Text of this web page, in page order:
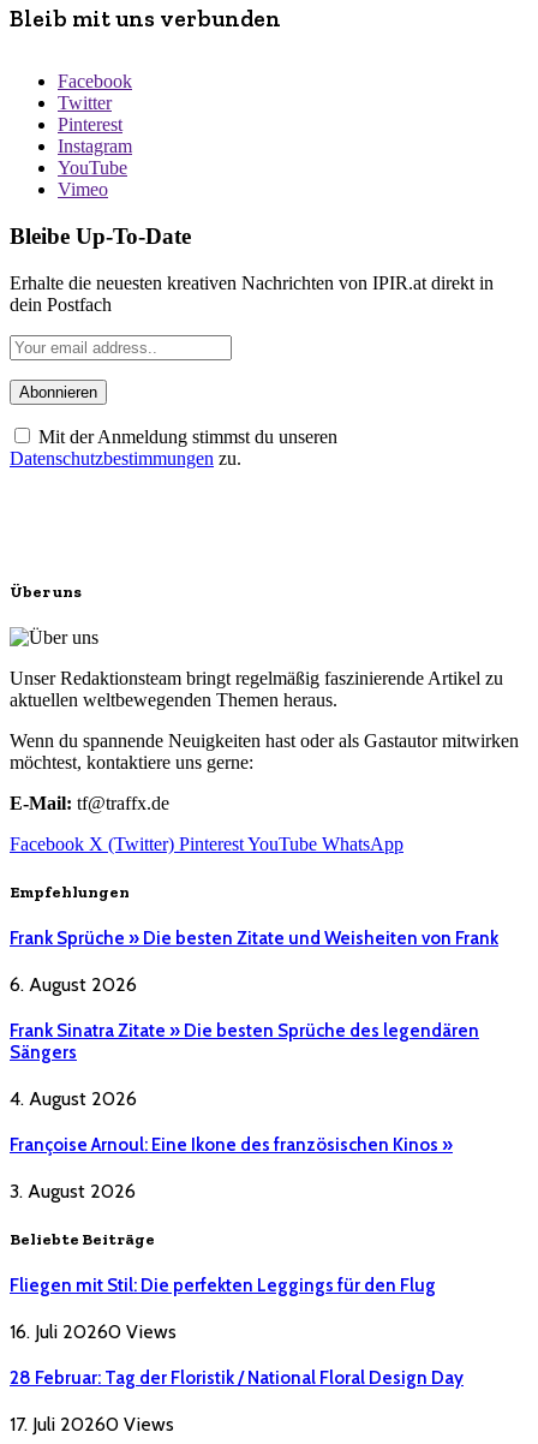
Bleib mit uns verbunden
Facebook
Twitter
Pinterest
Instagram
YouTube
Vimeo
Bleibe Up-To-Date
Erhalte die neuesten kreativen Nachrichten von IPIR.at direkt in
dein Postfach
Mit der Anmeldung stimmst du unseren
Datenschutzbestimmungen zu.
Über uns
Unser Redaktionsteam bringt regelmäßig faszinierende Artikel zu
aktuellen weltbewegenden Themen heraus.
Wenn du spannende Neuigkeiten hast oder als Gastautor mitwirken
möchtest, kontaktiere uns gerne:
E-Mail: tf@traffx.de
Facebook X (Twitter) PinterestYouTube WhatsApp
Empfehlungen
Frank Sprüche » Die besten Zitate und Weisheiten von Frank
6. August 2026
Frank Sinatra Zitate » Die besten Sprüche des legendären
Sängers
4. August 2026
Françoise Arnoul: Eine Ikone des französischen Kinos »
3. August 2026
Beliebte Beiträge
Fliegen mit Stil: Die perfekten Leggings für den Flug
16. Juli 20260 Views
28 Februar: Tag der Floristik / National Floral Design Day
17. Juli 20260 Views